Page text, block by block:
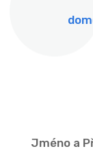
Jméno a